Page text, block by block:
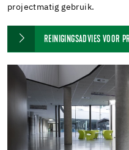
projectmatig gebruik.
REINIGINGSADVIES VOOR